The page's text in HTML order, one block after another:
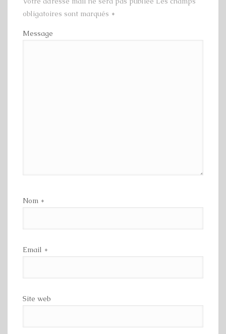
obligatoires sont marqués *
Message
Nom *
Email *
Site web